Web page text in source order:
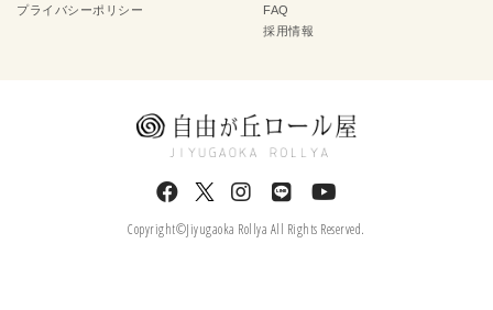
プライバシーポリシー
FAQ
採用情報
Copyright©Jiyugaoka Rollya All Rights Reserved.